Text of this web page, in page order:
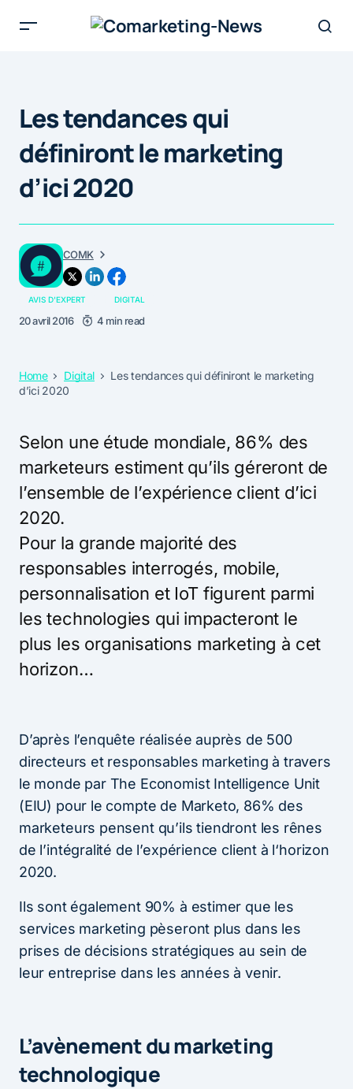
Les tendances qui
définiront le marketing
d’ici 2020
COMK
AVIS D'EXPERT DIGITAL
20 avril 2016 4 min read
Home Digital
Les tendances qui définiront le marketing
d’ici 2020
Selon une étude mondiale, 86% des
marketeurs estiment qu’ils géreront de
l’ensemble de l’expérience client d’ici
2020.
Pour la grande majorité des
responsables interrogés, mobile,
personnalisation et IoT figurent parmi
les technologies qui impacteront le
plus les organisations marketing à cet
horizon…
D’après l’enquête réalisée auprès de 500
directeurs et responsables marketing à travers
le monde par The Economist Intelligence Unit
(EIU) pour le compte de Marketo, 86% des
marketeurs pensent qu’ils tiendront les rênes
de l’intégralité de l’expérience client à l‘horizon
2020.
Ils sont également 90% à estimer que les
services marketing pèseront plus dans les
prises de décisions stratégiques au sein de
leur entreprise dans les années à venir.
L’avènement du marketing
technologique